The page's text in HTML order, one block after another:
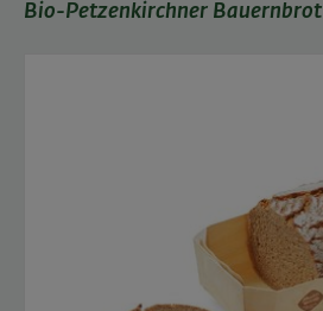
Bio-Petzenkirchner Bauernbrot